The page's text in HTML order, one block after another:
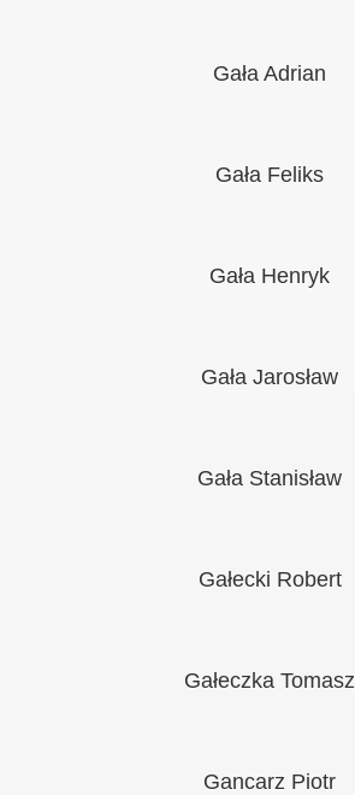
Gała Adrian
Gała Feliks
Gała Henryk
Gała Jarosław
Gała Stanisław
Gałecki Robert
Gałeczka Tomasz
Gancarz Piotr